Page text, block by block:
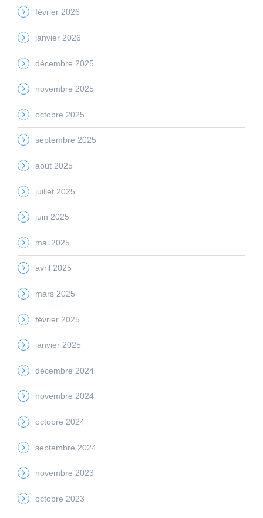
février 2026
janvier 2026
décembre 2025
novembre 2025
octobre 2025
septembre 2025
août 2025
juillet 2025
juin 2025
mai 2025
avril 2025
mars 2025
février 2025
janvier 2025
décembre 2024
novembre 2024
octobre 2024
septembre 2024
novembre 2023
octobre 2023